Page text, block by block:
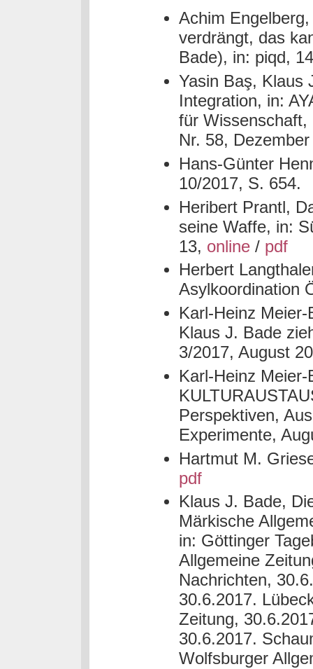
Achim
verdrängt, das
Bade), in: piqd,
Yasin Baş, Klaus
Integration, in:
für Wissenschaft,
Nr. 58,
Hans-Günter
10/2017, S. 654.
Heribert Prantl,
seine Waffe, in:
13, online / pdf
Herbert
Asylkoordination
Karl-Heinz
Klaus J. Bade
3/2017, August
Karl-Heinz
Perspektiven,
Experimente,
Hartmut M.
pdf
Klaus J. Bade,
Märkische
in: Göttinger
Allgemeine
Nachrichten,
30.6.2017.
Zeitung,
30.6.2017.
Wolfsburger